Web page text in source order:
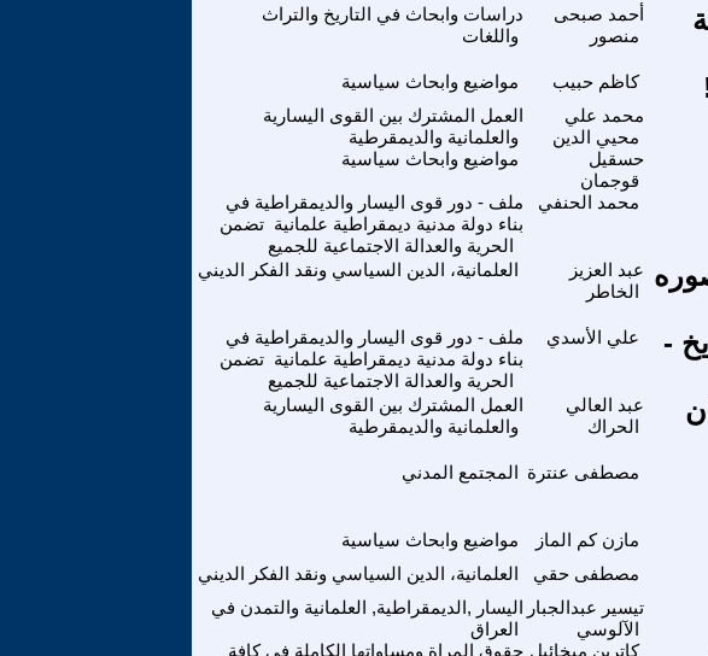
دراسات وابحاث في التاريخ والتراث
واللغات
أحمد صبحى
منصور
مواضيع وابحاث سياسية كاظم حبيب
العمل المشترك بين القوى اليسارية
والعلمانية والديمقرطية
محمد علي
محيي الدين
مواضيع وابحاث سياسية
حسقيل
قوجمان
ملف - دور قوى اليسار والديمقراطية في
بناء دولة مدنية ديمقراطية علمانية تضمن
محمد الحنفي
العلمانية، الدين السياسي ونقد الفكر الديني
عبد العزيز
الخاطر
ملف - دور قوى اليسار والديمقراطية في
بناء دولة مدنية ديمقراطية علمانية تضمن
علي الأسدي
-
العمل المشترك بين القوى اليسارية
والعلمانية والديمقرطية
عبد العالي
الحراك
المجتمع المدني مصطفى عنترة
مواضيع وابحاث سياسية مازن كم الماز
العلمانية، الدين السياسي ونقد الفكر الديني
مصطفى حقي
اليسار ,الديمقراطية, العلمانية والتمدن في
العراق
تيسير عبدالجبار
الآلوسي
حقوق المراة ومساواتها الكاملة في كافة كاترين ميخائيل